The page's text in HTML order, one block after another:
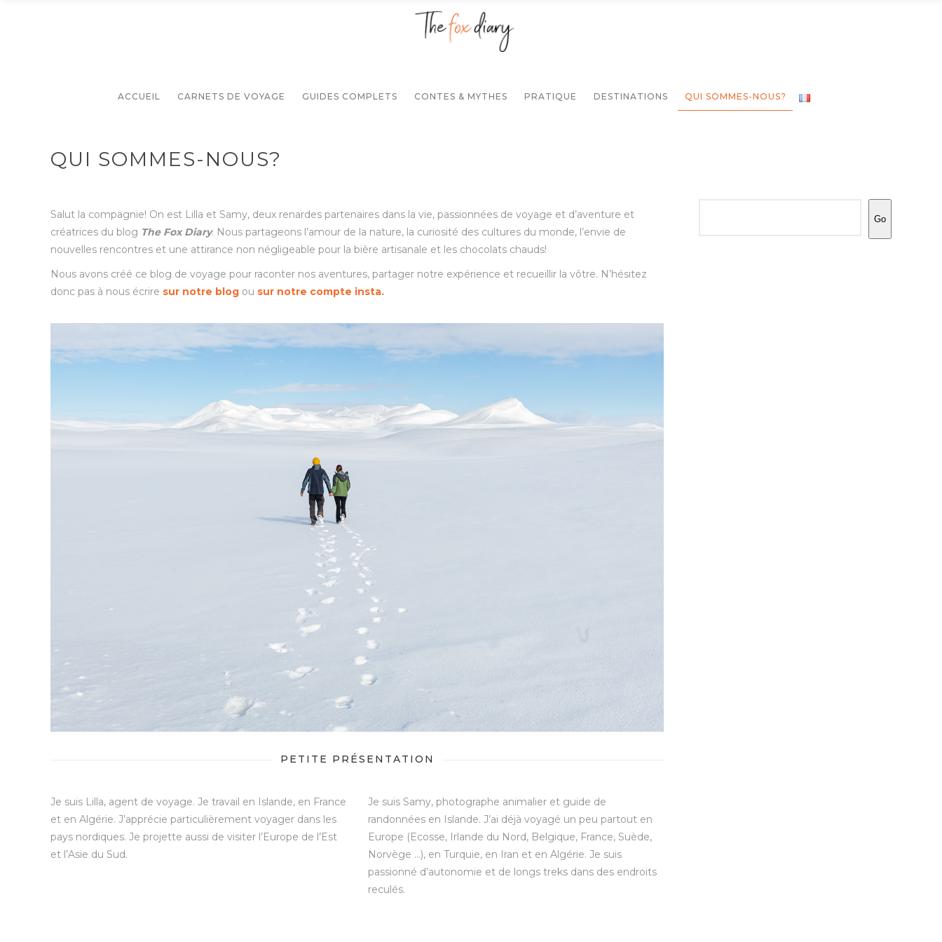
ACCUEIL CARNETS DE VOYAGE GUIDES COMPLETS CONTES & MYTHES PRATIQUE DESTINATIONS QUI SOMMES-NOUS?
QUI SOMMES-NOUS?
Salut la compagnie! On est Lilla et Samy, deux renardes partenaires dans la vie, passionnées de voyage et d’aventure et
créatrices du blog The Fox Diary. Nous partageons l’amour de la nature, la curiosité des cultures du monde, l’envie de
nouvelles rencontres et une attirance non négligeable pour la bière artisanale et les chocolats chauds!
Nous avons créé ce blog de voyage pour raconter nos aventures, partager notre expérience et recueillir la vôtre. N’hésitez
donc pas à nous écrire sur notre blog ou sur notre compte insta.
PETITE PRÉSENTATION
Je suis Lilla, agent de voyage. Je travail en Islande, en France
et en Algérie. J’apprécie particulièrement voyager dans les
pays nordiques. Je projette aussi de visiter l’Europe de l’Est
et l’Asie du Sud.
Je suis Samy, photographe animalier et guide de
randonnées en Islande. J’ai déjà voyagé un peu partout en
Europe (Ecosse, Irlande du Nord, Belgique, France, Suède,
Norvège …), en Turquie, en Iran et en Algérie. Je suis
passionné d’autonomie et de longs treks dans des endroits
reculés.
Go